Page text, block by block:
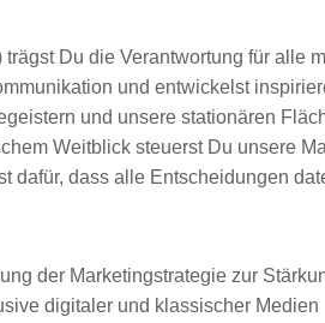
trägst Du die Verantwortung für alle
und entwickelst
und unsere stationären
Weitblick steuerst Du unsere
dafür, dass alle Entscheidungen
der Marketingstrategie zur
digitaler und klassischer Medien